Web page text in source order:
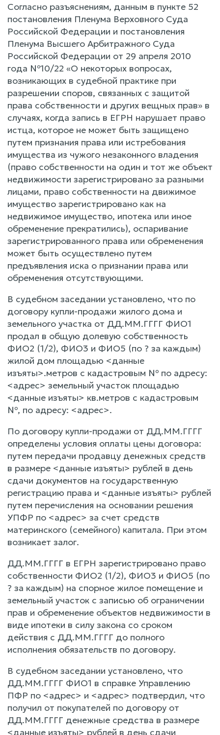
Согласно разъяснениям, данным в пункте 52
постановления Пленума Верховного Суда
Российской Федерации и постановления
Пленума Высшего Арбитражного Суда
Российской Федерации от 29 апреля 2010
года №10/22 «О некоторых вопросах,
возникающих в судебной практике при
разрешении споров, связанных с защитой
права собственности и других вещных прав» в
случаях, когда запись в ЕГРН нарушает право
истца, которое не может быть защищено
путем признания права или истребования
имущества из чужого незаконного владения
(право собственности на один и тот же объект
недвижимости зарегистрировано за разными
лицами, право собственности на движимое
имущество зарегистрировано как на
недвижимое имущество, ипотека или иное
обременение прекратились), оспаривание
зарегистрированного права или обременения
может быть осуществлено путем
предъявления иска о признании права или
обременения отсутствующими.
В судебном заседании установлено, что по
договору купли-продажи жилого дома и
земельного участка от ДД.ММ.ГГГГ ФИО1
продал в общую долевую собственность
ФИО2 (1/2), ФИО3 и ФИО5 (по ? за каждым)
жилой дом площадью <данные
изъяты>.метров с кадастровым № по адресу:
<адрес> земельный участок площадью
<данные изъяты> кв.метров с кадастровым
№, по адресу: <адрес>.
По договору купли-продажи от ДД.ММ.ГГГГ
определены условия оплаты цены договора:
путем передачи продавцу денежных средств
в размере <данные изъяты> рублей в день
сдачи документов на государственную
регистрацию права и <данные изъяты> рублей
путем перечисления на основании решения
УПФР по <адрес> за счет средств
материнского (семейного) капитала. При этом
возникает залог.
ДД.ММ.ГГГГ в ЕГРН зарегистрировано право
собственности ФИО2 (1/2), ФИО3 и ФИО5 (по
? за каждым) на спорное жилое помещение и
земельный участок с записью об ограничении
прав и обременение объектов недвижимости в
виде ипотеки в силу закона со сроком
действия с ДД.ММ.ГГГГ до полного
исполнения обязательств по договору.
В судебном заседании установлено, что
ДД.ММ.ГГГГ ФИО1 в справке Управлению
ПФР по <адрес> и <адрес> подтвердил, что
получил от покупателей по договору от
ДД.ММ.ГГГГ денежные средства в размере
<данные изъяты> рублей в день сдачи